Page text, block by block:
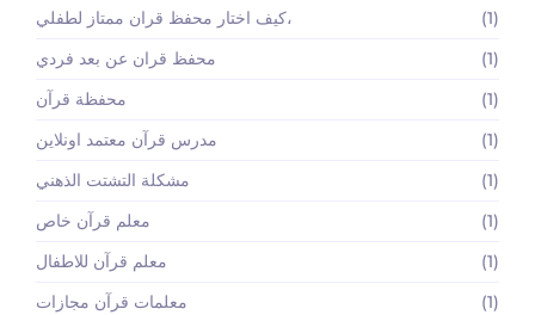
كيف اختار محفظ قران ممتاز لطفلي،
(1)
محفظ قران عن بعد فردي
(1)
محفظة قرآن
(1)
مدرس قرآن معتمد اونلاين
(1)
مشكلة التشتت الذهني
(1)
معلم قرآن خاص
(1)
معلم قرآن للاطفال
(1)
معلمات قرآن مجازات
(1)